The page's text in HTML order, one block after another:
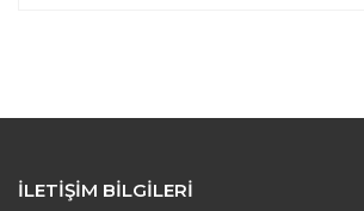
Yorum Yaz
Ürün açıklamasında eksik
İLETİŞİM BİLGİLERİ